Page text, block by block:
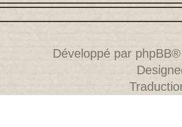
Développé par phpBB®